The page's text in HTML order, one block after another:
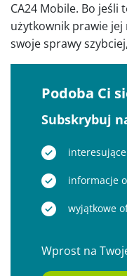
CA24 Mobile. Bo jeśli
użytkownik prawie jej
swoje sprawy
Podoba Ci
Subskrybuj
informacje
wyjątkowe
Wprost na